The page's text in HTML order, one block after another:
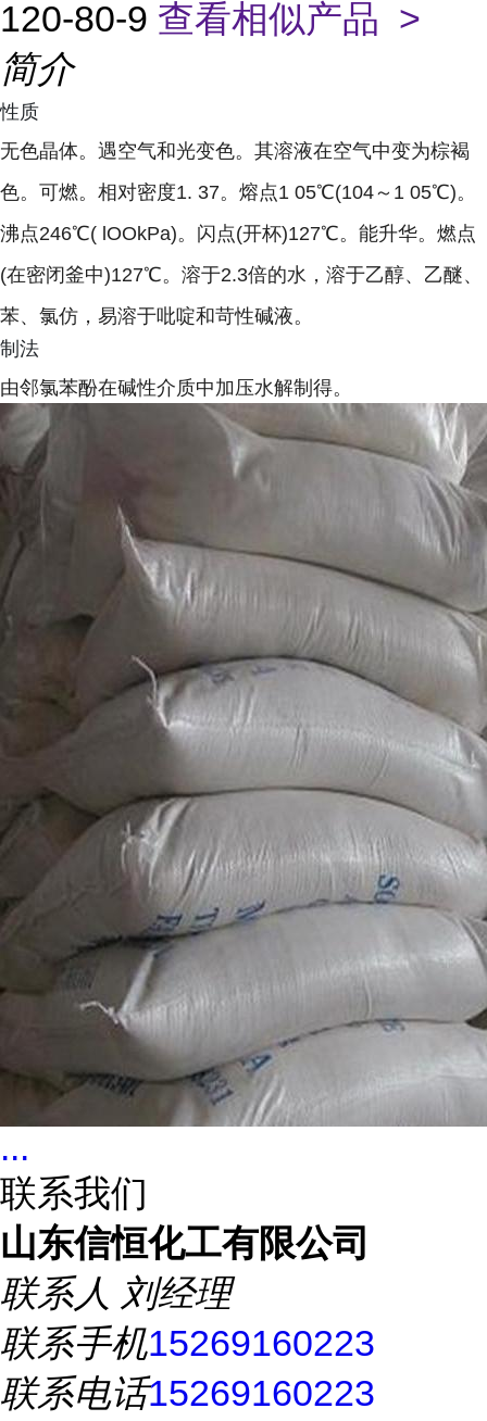
120-80-9 查看相似产品 >
简介
性质
无色晶体。遇空气和光变色。其溶液在空气中变为棕褐
色。可燃。相对密度1. 37。熔点1 05℃(104～1 05℃)。
沸点246℃( lOOkPa)。闪点(开杯)127℃。能升华。燃点
(在密闭釜中)127℃。溶于2.3倍的水，溶于乙醇、乙醚、
苯、氯仿，易溶于吡啶和苛性碱液。
制法
由邻氯苯酚在碱性介质中加压水解制得。
...
联系我们
山东信恒化工有限公司
联系人 刘经理
联系手机15269160223
联系电话15269160223